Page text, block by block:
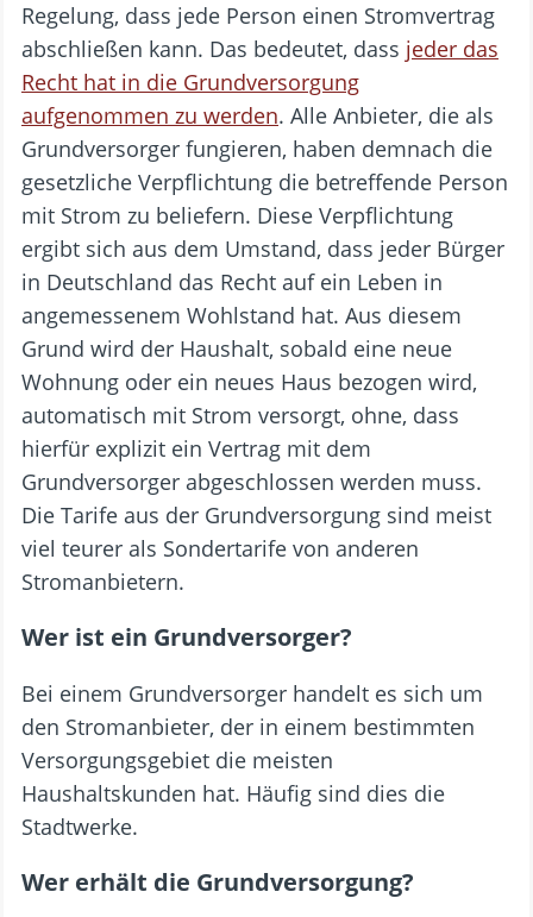
Regelung, dass jede Person einen Stromvertrag
abschließen kann. Das bedeutet, dass jeder das
Recht hat in die Grundversorgung
aufgenommen zu werden. Alle Anbieter, die als
Grundversorger fungieren, haben demnach die
gesetzliche Verpflichtung die betreffende Person
mit Strom zu beliefern. Diese Verpflichtung
ergibt sich aus dem Umstand, dass jeder Bürger
in Deutschland das Recht auf ein Leben in
angemessenem Wohlstand hat. Aus diesem
Grund wird der Haushalt, sobald eine neue
Wohnung oder ein neues Haus bezogen wird,
automatisch mit Strom versorgt, ohne, dass
hierfür explizit ein Vertrag mit dem
Grundversorger abgeschlossen werden muss.
Die Tarife aus der Grundversorgung sind meist
viel teurer als Sondertarife von anderen
Stromanbietern.
Wer ist ein Grundversorger?
Bei einem Grundversorger handelt es sich um
den Stromanbieter, der in einem bestimmten
Versorgungsgebiet die meisten
Haushaltskunden hat. Häufig sind dies die
Stadtwerke.
Wer erhält die Grundversorgung?